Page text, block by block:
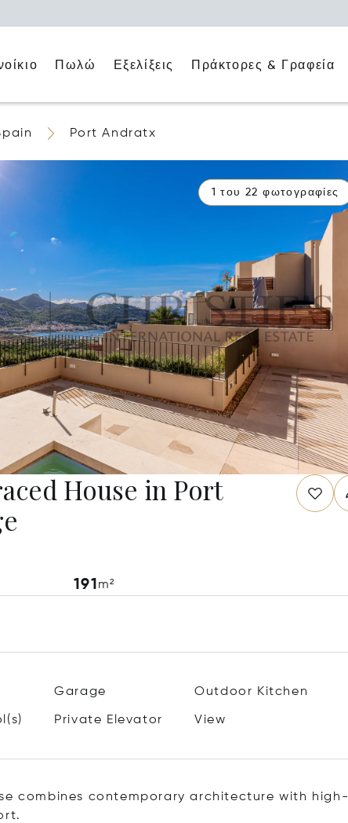
Πωλώ Εξελίξεις Πράκτορες & Γραφεία
Port Andratx
1 του 22 φωτογραφίες
House in Port
191m²
Garage Outdoor Kitchen
Private Elevator View
combines contemporary architecture with high-